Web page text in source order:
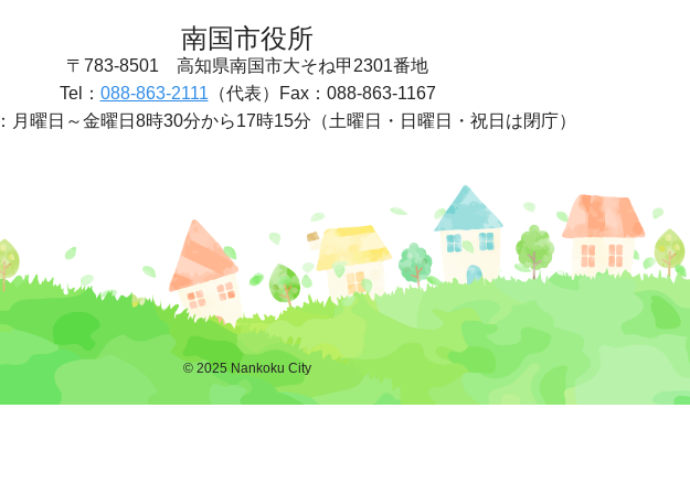
南国市役所
〒783-8501 高知県南国市大そね甲2301番地
Tel： 088-863-2111 （代表）
Fax：088-863-1167
月曜日～金曜日8時30分から17時15分 （土曜日・日曜日・祝日は閉庁）
© 2025 Nankoku City